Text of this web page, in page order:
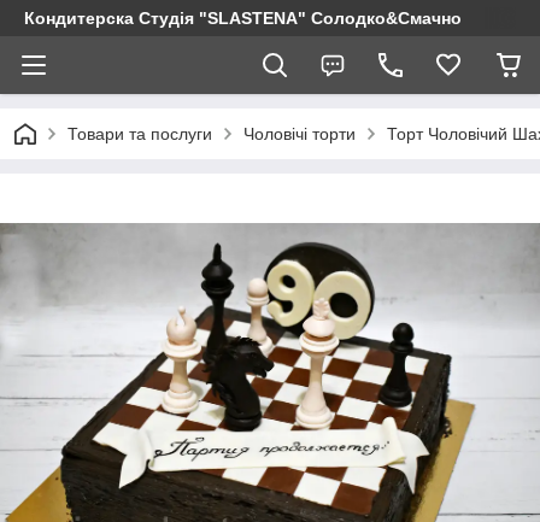
Кондитерска Студія "SLASTENA" Солодко&Смачно
Товари та послуги Чоловічі торти Торт Чоловічий